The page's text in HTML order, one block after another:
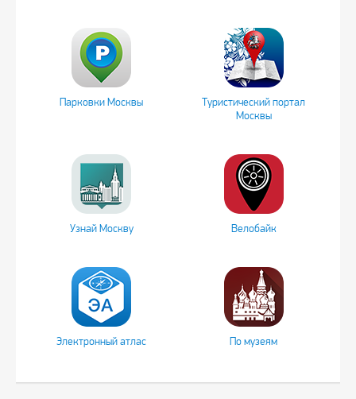
Парковки Москвы
Туристический портал
Москвы
Узнай Москву Велобайк
Электронный атлас По музеям